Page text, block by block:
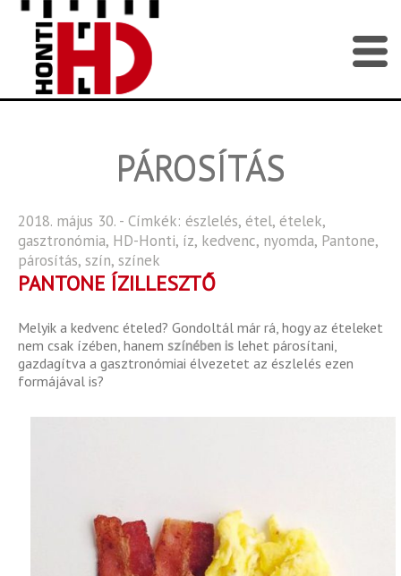
PÁROSÍTÁS
2018. május 30. - Címkék: észlelés, étel, ételek,
gasztronómia, HD-Honti, íz, kedvenc, nyomda, Pantone,
párosítás, szín, színek
PANTONE ÍZILLESZTŐ
Melyik a kedvenc ételed? Gondoltál már rá, hogy az ételeket
nem csak ízében, hanem színében is lehet párosítani,
gazdagítva a gasztronómiai élvezetet az észlelés ezen
formájával is?